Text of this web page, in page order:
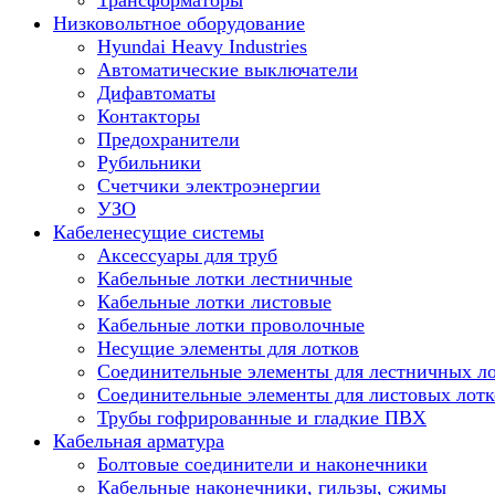
Низковольтное оборудование
Hyundai Heavy Industries
Автоматические выключатели
Дифавтоматы
Контакторы
Предохранители
Рубильники
Счетчики электроэнергии
УЗО
Кабеленесущие системы
Аксессуары для труб
Кабельные лотки лестничные
Кабельные лотки листовые
Кабельные лотки проволочные
Несущие элементы для лотков
Соединительные элементы для лестничных
Соединительные элементы для листовых
Трубы гофрированные и гладкие ПВХ
Кабельная арматура
Болтовые соединители и наконечники
Кабельные наконечники, гильзы, сжимы